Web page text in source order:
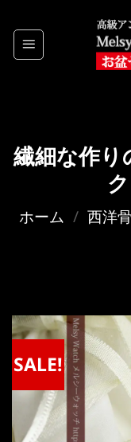
to
content
繊細な作り
ホーム / 西洋
SALE!